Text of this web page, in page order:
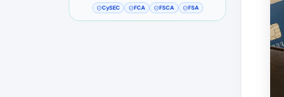
CySEC FCA FSCA FSA